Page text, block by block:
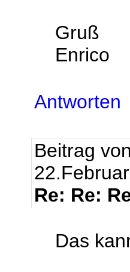
Gruß
Enrico
Antworten
Beitrag von
Re: Re:
Das